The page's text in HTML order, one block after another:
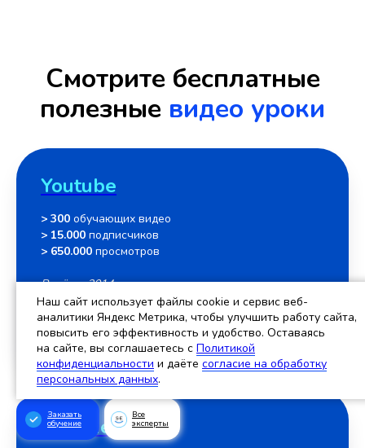
Заказать
обучение
Все
эксперты
Смотрите бесплатные
полезные видео уроки
Youtube
> 300 обучающих видео
> 15.000 подписчиков
> 650.000 просмотров
Ведём с 2014 года
Youtube →
VK video
Наш сайт использует файлы cookie и сервис веб-
аналитики Яндекс Метрика, чтобы улучшить работу сайта,
повысить его эффективность и удобство. Оставаясь
на сайте, вы соглашаетесь c Политикой
конфиденциальности и даёте согласие на обработку
персональных данных.